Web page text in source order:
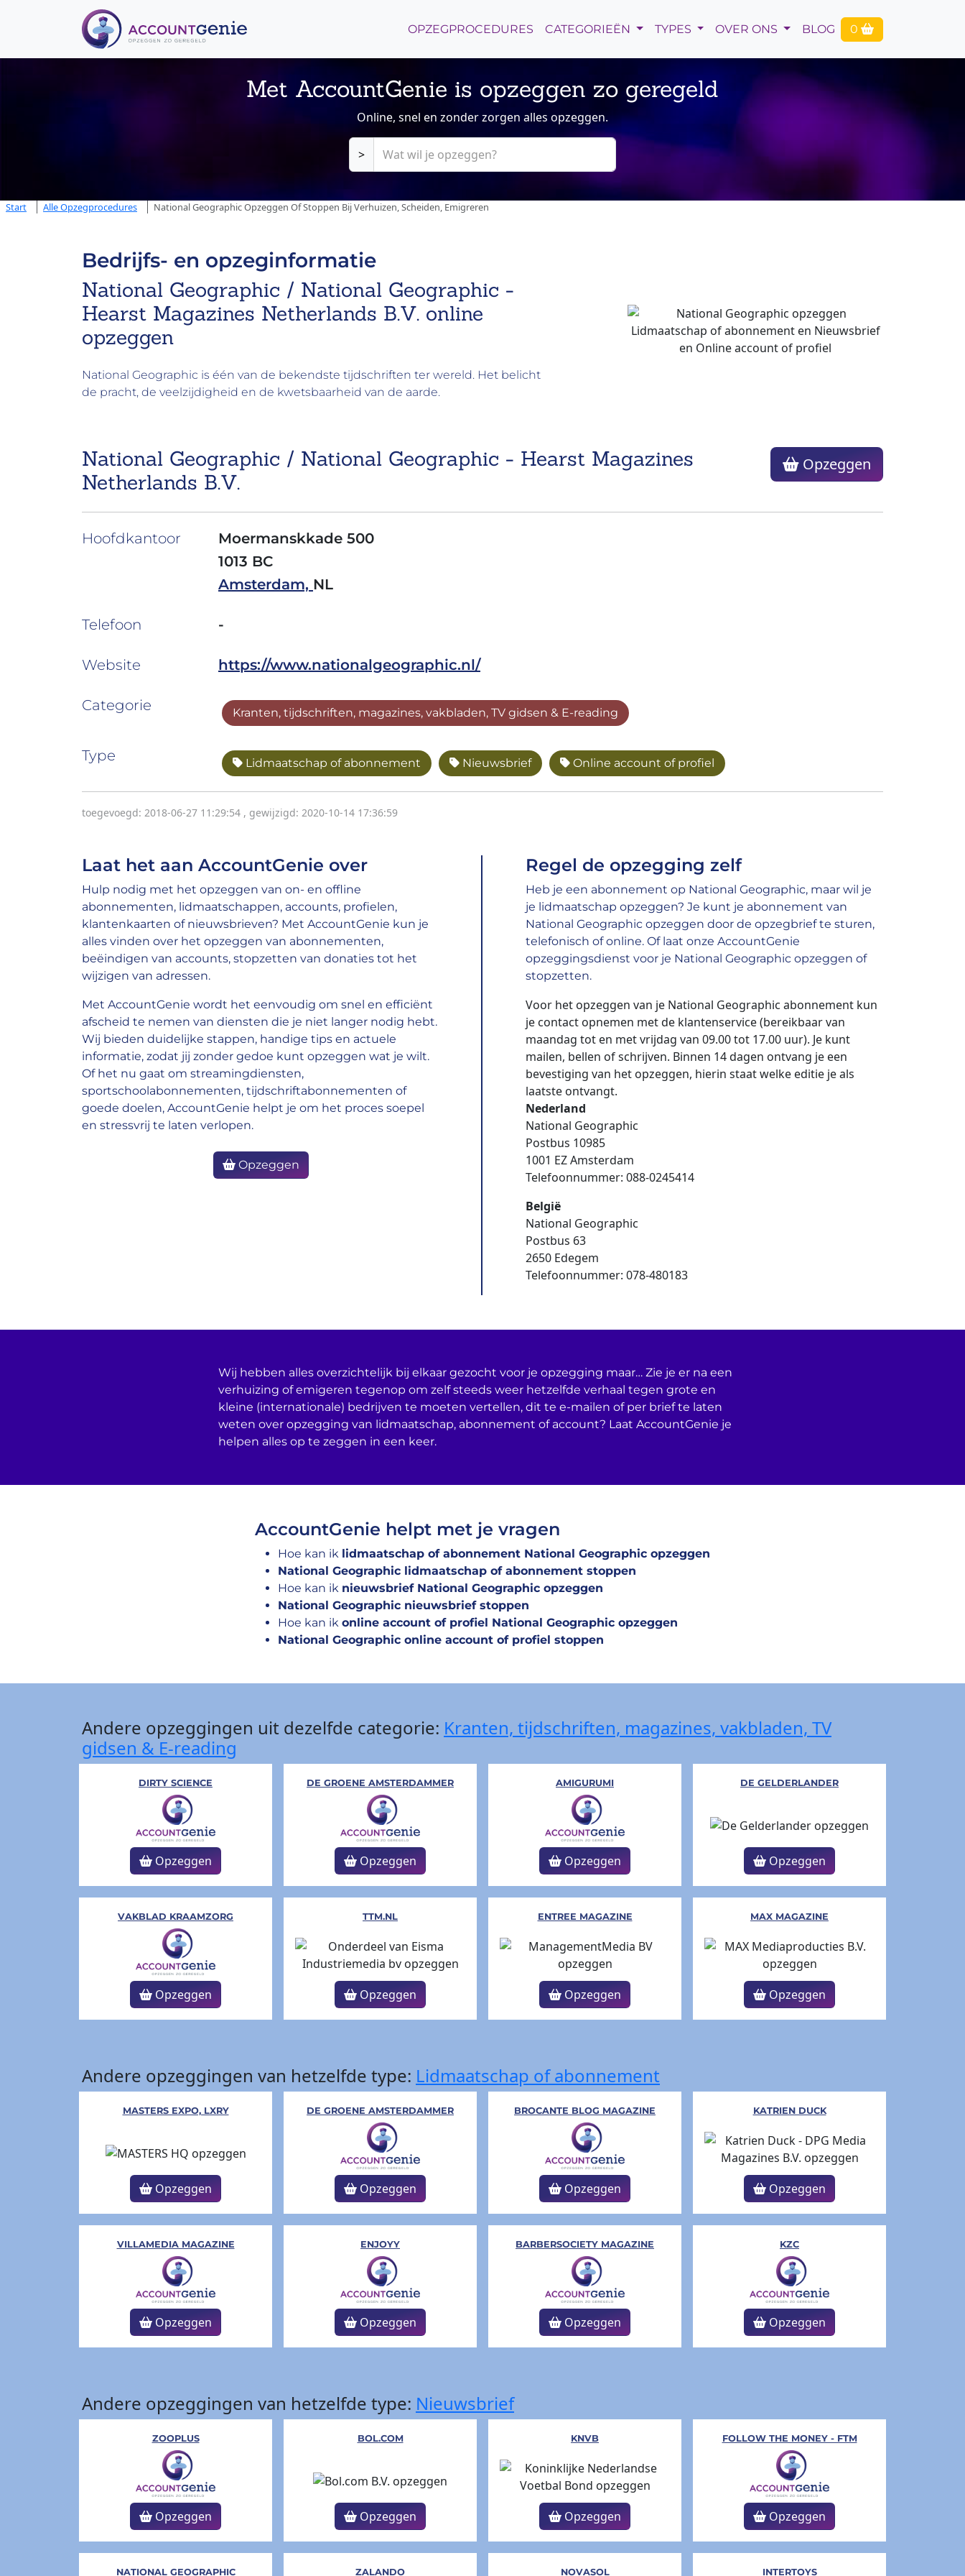
OPZEGPROCEDURES CATEGORIEËN TYPES OVER ONS BLOG 0
Met AccountGenie is opzeggen zo geregeld
Online, snel en zonder zorgen alles opzeggen.
>
Start Alle Opzegprocedures National Geographic Opzeggen Of Stoppen Bij Verhuizen, Scheiden, Emigreren
Bedrijfs- en opzeginformatie
National Geographic / National Geographic -
Hearst Magazines Netherlands B.V. online
opzeggen
National Geographic is één van de bekendste tijdschriften ter wereld. Het belicht
de pracht, de veelzijdigheid en de kwetsbaarheid van de aarde.
National Geographic / National Geographic - Hearst Magazines
Netherlands B.V.
Opzeggen
Hoofdkantoor
Moermanskkade 500
1013 BC
Amsterdam, NL
Telefoon -
Website https://www.nationalgeographic.nl/
Categorie Kranten, tijdschriften, magazines, vakbladen, TV gidsen & E-reading
Type Lidmaatschap of abonnement Nieuwsbrief Online account of profiel
toegevoegd: 2018-06-27 11:29:54 , gewijzigd: 2020-10-14 17:36:59
Laat het aan AccountGenie over
Hulp nodig met het opzeggen van on- en offline
abonnementen, lidmaatschappen, accounts, profielen,
klantenkaarten of nieuwsbrieven? Met AccountGenie kun je
alles vinden over het opzeggen van abonnementen,
beëindigen van accounts, stopzetten van donaties tot het
wijzigen van adressen.
Met AccountGenie wordt het eenvoudig om snel en efficiënt
afscheid te nemen van diensten die je niet langer nodig hebt.
Wij bieden duidelijke stappen, handige tips en actuele
informatie, zodat jij zonder gedoe kunt opzeggen wat je wilt.
Of het nu gaat om streamingdiensten,
sportschoolabonnementen, tijdschriftabonnementen of
goede doelen, AccountGenie helpt je om het proces soepel
en stressvrij te laten verlopen.
Opzeggen
Regel de opzegging zelf
Heb je een abonnement op National Geographic, maar wil je
je lidmaatschap opzeggen? Je kunt je abonnement van
National Geographic opzeggen door de opzegbrief te sturen,
telefonisch of online. Of laat onze AccountGenie
opzeggingsdienst voor je National Geographic opzeggen of
stopzetten.
Voor het opzeggen van je National Geographic abonnement kun
je contact opnemen met de klantenservice (bereikbaar van
maandag tot en met vrijdag van 09.00 tot 17.00 uur). Je kunt
mailen, bellen of schrijven. Binnen 14 dagen ontvang je een
bevestiging van het opzeggen, hierin staat welke editie je als
laatste ontvangt.
Nederland
National Geographic
Postbus 10985
1001 EZ Amsterdam
Telefoonnummer: 088-0245414
België
National Geographic
Postbus 63
2650 Edegem
Telefoonnummer: 078-480183
Wij hebben alles overzichtelijk bij elkaar gezocht voor je opzegging maar… Zie je er na een
verhuizing of emigeren tegenop om zelf steeds weer hetzelfde verhaal tegen grote en
kleine (internationale) bedrijven te moeten vertellen, dit te e-mailen of per brief te laten
weten over opzegging van lidmaatschap, abonnement of account? Laat AccountGenie je
helpen alles op te zeggen in een keer.
AccountGenie helpt met je vragen
Hoe kan ik lidmaatschap of abonnement National Geographic opzeggen
National Geographic lidmaatschap of abonnement stoppen
Hoe kan ik nieuwsbrief National Geographic opzeggen
National Geographic nieuwsbrief stoppen
Hoe kan ik online account of profiel National Geographic opzeggen
National Geographic online account of profiel stoppen
Andere opzeggingen uit dezelfde categorie: Kranten, tijdschriften, magazines, vakbladen, TV
gidsen & E-reading
DIRTY SCIENCE
Opzeggen
DE GROENE AMSTERDAMMER
Opzeggen
AMIGURUMI
Opzeggen
DE GELDERLANDER
Opzeggen
VAKBLAD KRAAMZORG
Opzeggen
TTM.NL
Opzeggen
ENTREE MAGAZINE
Opzeggen
MAX MAGAZINE
Opzeggen
Andere opzeggingen van hetzelfde type: Lidmaatschap of abonnement
MASTERS EXPO, LXRY
Opzeggen
DE GROENE AMSTERDAMMER
Opzeggen
BROCANTE BLOG MAGAZINE
Opzeggen
KATRIEN DUCK
Opzeggen
VILLAMEDIA MAGAZINE
Opzeggen
ENJOYY
Opzeggen
BARBERSOCIETY MAGAZINE
Opzeggen
KZC
Opzeggen
Andere opzeggingen van hetzelfde type: Nieuwsbrief
ZOOPLUS
Opzeggen
BOL.COM
Opzeggen
KNVB
Opzeggen
FOLLOW THE MONEY - FTM
Opzeggen
NATIONAL GEOGRAPHIC ZALANDO NOVASOL INTERTOYS